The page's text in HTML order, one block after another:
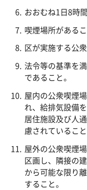
おおむね1日8時
喫煙場所がある
区が実施する公
法令等の基準を
であること。
屋内の公衆喫煙
れ、給排気設備
居住施設及び人
慮されていること
屋外の公衆喫煙
区画し、隣接の
から可能な限り
すること。